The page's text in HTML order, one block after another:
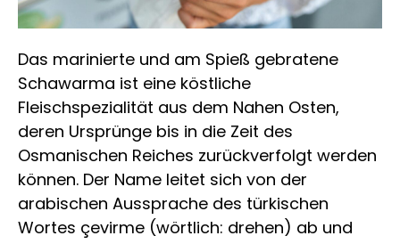
Das marinierte und am Spieß gebratene
Schawarma ist eine köstliche
Fleischspezialität aus dem Nahen Osten,
deren Ursprünge bis in die Zeit des
Osmanischen Reiches zurückverfolgt werden
können. Der Name leitet sich von der
arabischen Aussprache des türkischen
Wortes çevirme (wörtlich: drehen) ab und